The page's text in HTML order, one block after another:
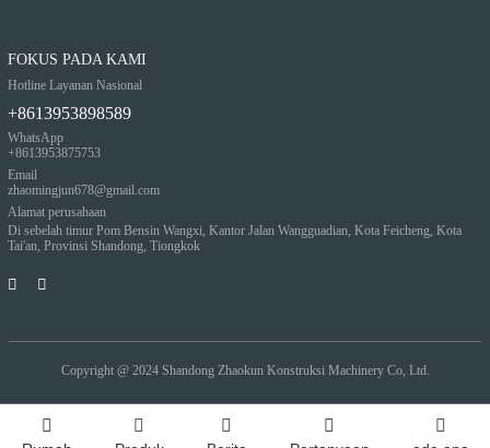
FOKUS PADA KAMI
Hotline Layanan Nasional
+8613953898589
WhatsApp
+8613953875753
Email
zhaomingjun678@gmail.com
Alamat perusahaan
Di sebelah timur Pom Bensin Wangxi, Kantor Jalan Wangguadian, Kota Feicheng, Kota
Tai'an, Provinsi Shandong, Tiongkok
Copyright @ 2024 Shandong Zhaokun Konstruksi Machinery Co, Ltd.